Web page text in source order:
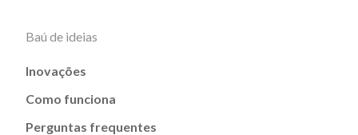
Baú de ideias
Inovações
Como funciona
Perguntas frequentes